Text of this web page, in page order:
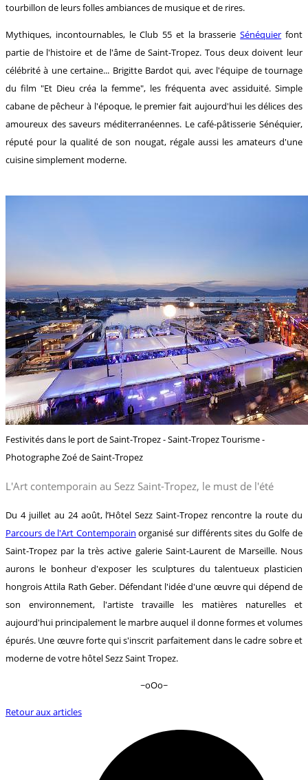
tourbillon de leurs folles ambiances de musique et de rires.
Mythiques, incontournables, le Club 55 et la brasserieSénéquier font
partie de l'histoire et de l'âme de Saint-Tropez. Tous deux doivent leur
célébrité à une certaine... Brigitte Bardot qui, avec l'équipe de tournage
du film "Et Dieu créa la femme", les fréquenta avec assiduité. Simple
cabane de pêcheur à l'époque, le premier fait aujourd'hui les délices des
amoureux des saveurs méditerranéennes. Le café-pâtisserie Sénéquier,
réputé pour la qualité de son nougat, régale aussi les amateurs d'une
cuisine simplement moderne.
Festivités dans le port de Saint-Tropez - Saint-Tropez Tourisme -
Photographe Zoé de Saint-Tropez
L'Art contemporain au Sezz Saint-Tropez, le must de l'été
Du 4 juillet au 24 août, l’Hôtel Sezz Saint-Tropez rencontre la route du
Parcours de l'Art Contemporain organisé sur différents sites du Golfe de
Saint-Tropez par la très active galerie Saint-Laurent de Marseille. Nous
aurons le bonheur d'exposer les sculptures du talentueux plasticien
hongrois Attila Rath Geber. Défendant l'idée d'une œuvre qui dépend de
son environnement, l'artiste travaille les matières naturelles et
aujourd'hui principalement le marbre auquel il donne formes et volumes
épurés. Une œuvre forte qui s'inscrit parfaitement dans le cadre sobre et
moderne de votre hôtel Sezz Saint Tropez.
~oOo~
Retour aux articles